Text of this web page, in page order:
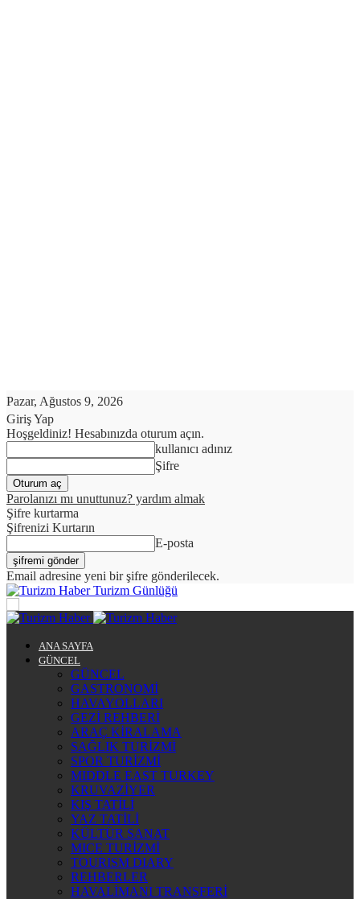
Pazar, Ağustos 9, 2026
Giriş Yap
Hoşgeldiniz! Hesabınızda oturum açın.
kullanıcı adınız
Şifre
Parolanızı mı unuttunuz? yardım almak
Şifre kurtarma
Şifrenizi Kurtarın
E-posta
Email adresine yeni bir şifre gönderilecek.
Turizm Günlüğü
ANA SAYFA
GÜNCEL
GÜNCEL
GASTRONOMİ
HAVAYOLLARI
GEZİ REHBERİ
ARAÇ KİRALAMA
SAĞLIK TURİZMİ
SPOR TURİZMİ
MIDDLE EAST TURKEY
KRUVAZİYER
KIŞ TATİLİ
YAZ TATİLİ
KÜLTÜR SANAT
MICE TURİZMİ
TOURISM DIARY
REHBERLER
HAVALİMANI TRANSFERİ